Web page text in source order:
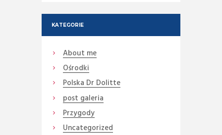
KATEGORIE
About me
Ośrodki
Polska Dr Dolitte
post galeria
Przygody
Uncategorized